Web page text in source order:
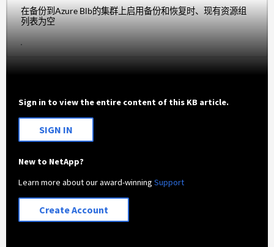
在备份到Azure Blb的集群上启用备份和恢复时、现有资源组
列表为空
Sign in to view the entire content of this KB article.
SIGN IN
New to NetApp?
Learn more about our award-winningSupport
Create Account